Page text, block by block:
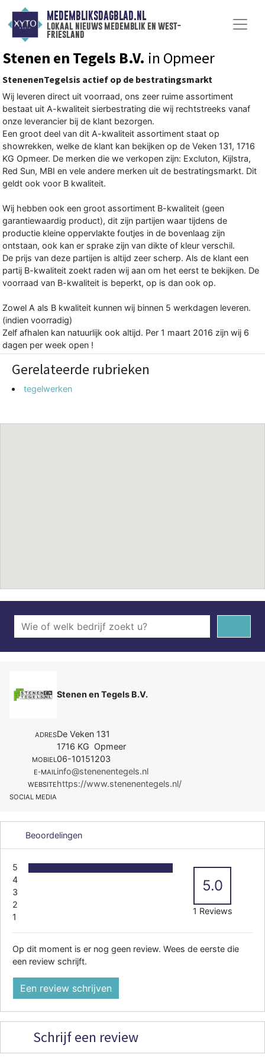
MEDEMBLIKSDAGBLAD.NL
lokaal nieuws medemblik en west-
friesland
Stenen en Tegels B.V. in Opmeer
StenenenTegelsis actief op de bestratingsmarkt
Wij leveren direct uit voorraad, ons zeer ruime assortiment
bestaat uit A-kwaliteit sierbestrating die wij rechtstreeks vanaf
onze leverancier bij de klant bezorgen.
Een groot deel van dit A-kwaliteit assortiment staat op
showrekken, welke de klant kan bekijken op de Veken 131, 1716
KG Opmeer. De merken die we verkopen zijn: Excluton, Kijlstra,
Red Sun, MBI en vele andere merken uit de bestratingsmarkt. Dit
geldt ook voor B kwaliteit.
Wij hebben ook een groot assortiment B-kwaliteit (geen
garantiewaardig product), dit zijn partijen waar tijdens de
productie kleine oppervlakte foutjes in de bovenlaag zijn
ontstaan, ook kan er sprake zijn van dikte of kleur verschil.
De prijs van deze partijen is altijd zeer scherp. Als de klant een
partij B-kwaliteit zoekt raden wij aan om het eerst te bekijken. De
voorraad van B-kwaliteit is beperkt, op is dan ook op.
Zowel A als B kwaliteit kunnen wij binnen 5 werkdagen leveren.
(indien voorradig)
Zelf afhalen kan natuurlijk ook altijd. Per 1 maart 2016 zijn wij 6
dagen per week open !
Gerelateerde rubrieken
tegelwerken
Stenen en Tegels B.V.
ADRESDe Veken 131
1716 KG Opmeer
MOBIEL 06-10151203
E-MAIL info@stenenentegels.nl
WEBSITEhttps://www.stenenentegels.nl/
SOCIAL MEDIA
Beoordelingen
5
4
3
2
1
5.0
1 Reviews
Op dit moment is er nog geen review. Wees de eerste die
een review schrijft.
Een review schrijven
Schrijf een review